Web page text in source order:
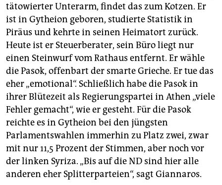
tätowierter Unterarm, findet das zum Kotzen. Er
ist in Gytheion geboren, studierte Statistik in
Piräus und kehrte in seinen Heimatort zurück.
Heute ist er Steuerberater, sein Büro liegt nur
einen Steinwurf vom Rathaus entfernt. Er wähle
die Pasok, offenbart der smarte Grieche. Er tue das
eher „emotional“. Schließlich habe die Pasok in
ihrer Blütezeit als Regierungspartei in Athen „viele
Fehler gemacht“, wie er gesteht. Für die Pasok
reichte es in Gytheion bei den jüngsten
Parlamentswahlen immerhin zu Platz zwei, zwar
mit nur 11,5 Prozent der Stimmen, aber noch vor
der linken Syriza. „Bis auf die ND sind hier alle
anderen eher Splitterparteien“, sagt Giannaros.